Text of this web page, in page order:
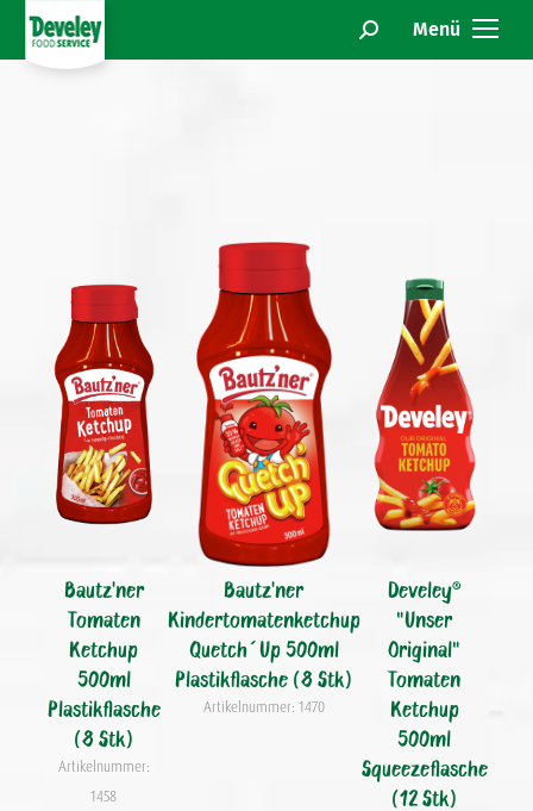
Menü
Search:
Bautz'ner
Tomaten
Ketchup
500ml
Plastikflasche
(8 Stk)
Artikelnummer:
1458
Bautz'ner
Kindertomatenketchup
Quetch´Up 500ml
Plastikflasche (8 Stk)
Artikelnummer: 1470
Develey®
"Unser
Original"
Tomaten
Ketchup
500ml
Squeezeflasche
(12 Stk)